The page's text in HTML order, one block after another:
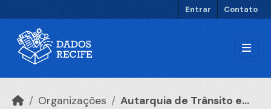
Entrar Contato
Organizações Autarquia de Trânsito e...